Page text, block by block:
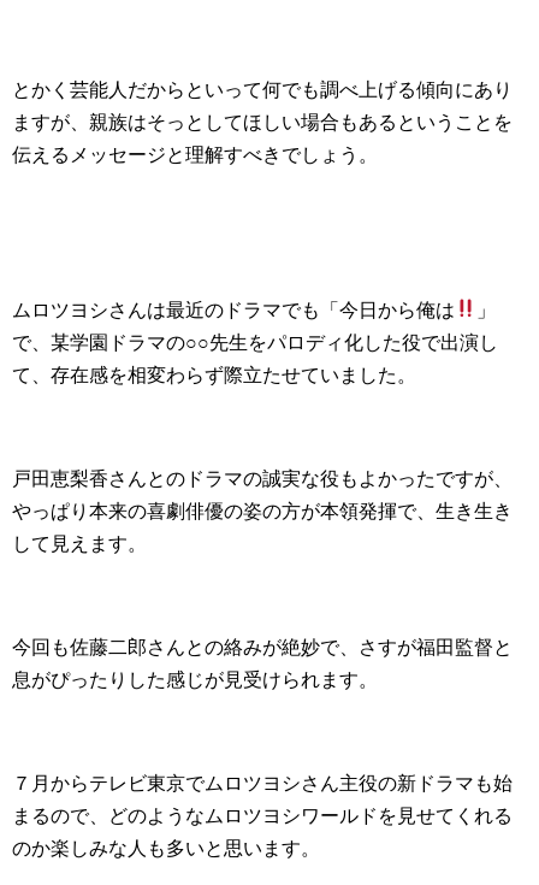
とかく芸能人だからといって何でも調べ上げる傾向にあり
ますが、親族はそっとしてほしい場合もあるということを
伝えるメッセージと理解すべきでしょう。
ムロツヨシさんは最近のドラマでも「今日から俺は
」
で、某学園ドラマの○○先生をパロディ化した役で出演し
て、存在感を相変わらず際立たせていました。
戸田恵梨香さんとのドラマの誠実な役もよかったですが、
やっぱり本来の喜劇俳優の姿の方が本領発揮で、生き生き
して見えます。
今回も佐藤二郎さんとの絡みが絶妙で、さすが福田監督と
息がぴったりした感じが見受けられます。
７月からテレビ東京でムロツヨシさん主役の新ドラマも始
まるので、どのようなムロツヨシワールドを見せてくれる
のか楽しみな人も多いと思います。